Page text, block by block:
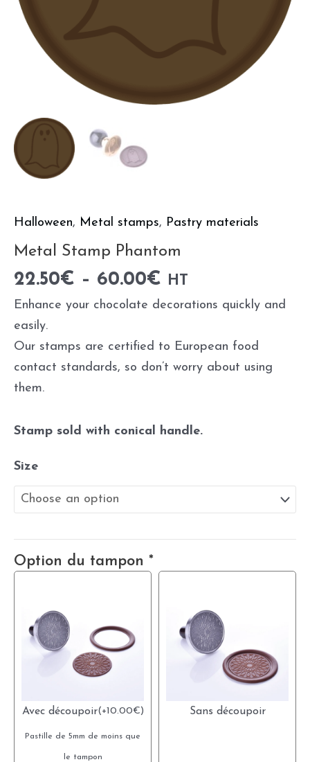
Halloween, Metal stamps, Pastry materials
Metal Stamp Phantom
22.50€ – 60.00€ HT
Enhance your chocolate decorations quickly and
easily.
Our stamps are certified to European food
contact standards, so don’t worry about using
them.
Stamp sold with conical handle.
Size
Option du tampon *
Avec découpoir(+10.00€)
Pastille de 5mm de moins que
le tampon
Sans découpoir